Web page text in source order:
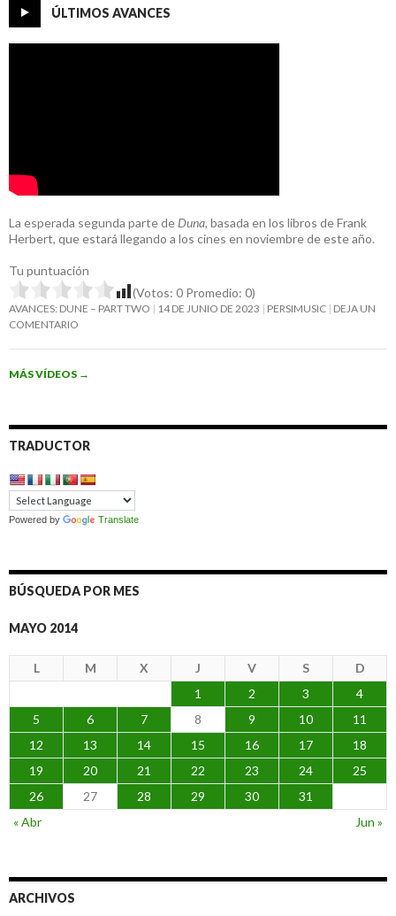
ÚLTIMOS AVANCES
La esperada segunda parte deDuna, basada en los libros de Frank
Herbert, que estará llegando a los cines en noviembre de este año.
Tu puntuación
(Votos: 0 Promedio: 0)
AVANCES: DUNE – PART TWO 14 DE JUNIO DE 2023 PERSIMUSIC DEJA UN
COMENTARIO
MÁS VÍDEOS →
TRADUCTOR
Powered by Translate
BÚSQUEDA POR MES
MAYO 2014
L M X J V S
D
1
2 3
4
5
6 7 8 9 10
11
12
13 14 15 16 17
18
19
20 21 22 23 24
25
26
27 28 29 30
31
« Abr
Jun »
ARCHIVOS